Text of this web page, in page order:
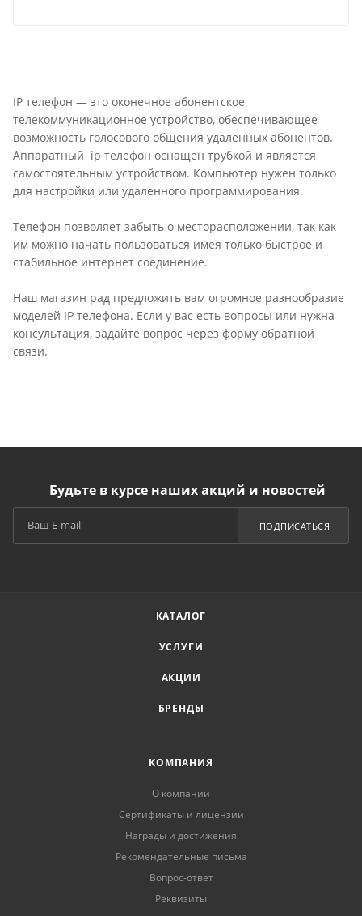
IP телефон — это оконечное абонентское
телекоммуникационное устройство, обеспечивающее
возможность голосового общения удаленных абонентов.
Аппаратный ip телефон оснащен трубкой и является
самостоятельным устройством. Компьютер нужен только
для настройки или удаленного программирования.
Телефон позволяет забыть о месторасположении, так как
им можно начать пользоваться имея только быстрое и
стабильное интернет соединение.
Наш магазин рад предложить вам огромное разнообразие
моделей IP телефона. Если у вас есть вопросы или нужна
консультация, задайте вопрос через форму обратной
связи.
Будьте в курсе наших акций и новостей
ПОДПИСАТЬСЯ
КАТАЛОГ
УСЛУГИ
АКЦИИ
БРЕНДЫ
КОМПАНИЯ
О компании
Сертификаты и лицензии
Награды и достижения
Рекомендательные письма
Вопрос-ответ
Реквизиты